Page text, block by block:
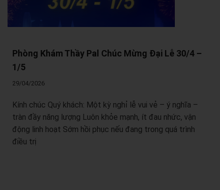
Phòng Khám Thầy Pal Chúc Mừng Đại Lễ 30/4 –
1/5
29/04/2026
Kính chúc Quý khách: Một kỳ nghỉ lễ vui vẻ – ý nghĩa –
tràn đầy năng lượng Luôn khỏe mạnh, ít đau nhức, vận
động linh hoạt Sớm hồi phục nếu đang trong quá trình
điều trị